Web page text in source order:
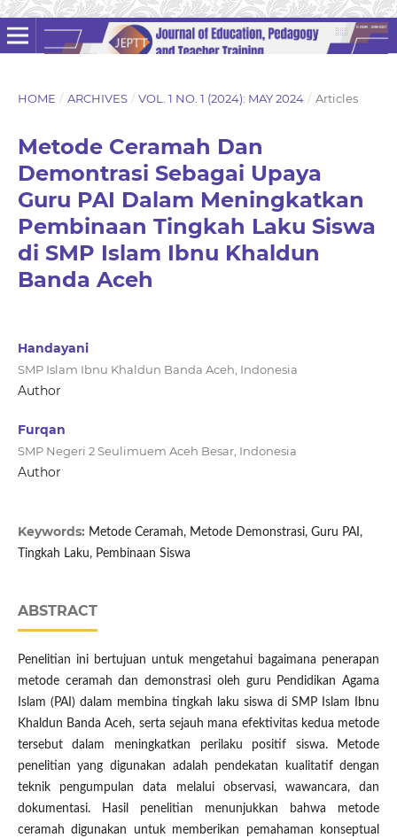
HOME / ARCHIVES / VOL. 1 NO. 1 (2024): MAY 2024 / Articles
Metode Ceramah Dan
Demontrasi Sebagai Upaya
Guru PAI Dalam Meningkatkan
Pembinaan Tingkah Laku Siswa
di SMP Islam Ibnu Khaldun
Banda Aceh
Handayani
SMP Islam Ibnu Khaldun Banda Aceh, Indonesia
Author
Furqan
SMP Negeri 2 Seulimuem Aceh Besar, Indonesia
Author
Keywords: Metode Ceramah, Metode Demonstrasi, Guru PAI,
Tingkah Laku, Pembinaan Siswa
ABSTRACT
Penelitian ini bertujuan untuk mengetahui bagaimana penerapan
metode ceramah dan demonstrasi oleh guru Pendidikan Agama
Islam (PAI) dalam membina tingkah laku siswa di SMP Islam Ibnu
Khaldun Banda Aceh, serta sejauh mana efektivitas kedua metode
tersebut dalam meningkatkan perilaku positif siswa. Metode
penelitian yang digunakan adalah pendekatan kualitatif dengan
teknik pengumpulan data melalui observasi, wawancara, dan
dokumentasi. Hasil penelitian menunjukkan bahwa metode
ceramah digunakan untuk memberikan pemahaman konseptual